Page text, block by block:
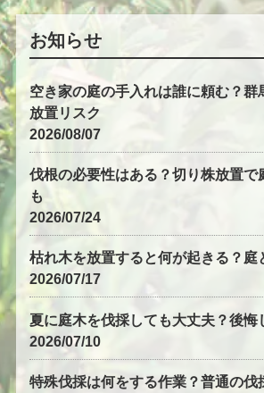
お知らせ
空き家の庭の手入れは誰に頼む？群
放置リスク
2026/08/07
伐根の必要性はある？切り株放置で
も
2026/07/24
枯れ木を放置すると何が起きる？庭
2026/07/17
夏に庭木を伐採しても大丈夫？後悔
2026/07/10
特殊伐採は何をする作業？普通の伐